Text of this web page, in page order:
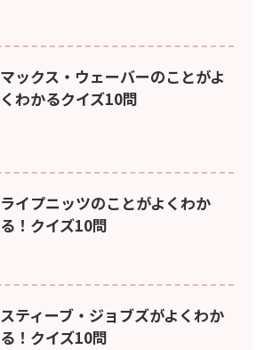
マックス・ウェーバーのことがよ
くわかるクイズ10問
ライプニッツのことがよくわか
る！クイズ10問
スティーブ・ジョブズがよくわか
る！クイズ10問